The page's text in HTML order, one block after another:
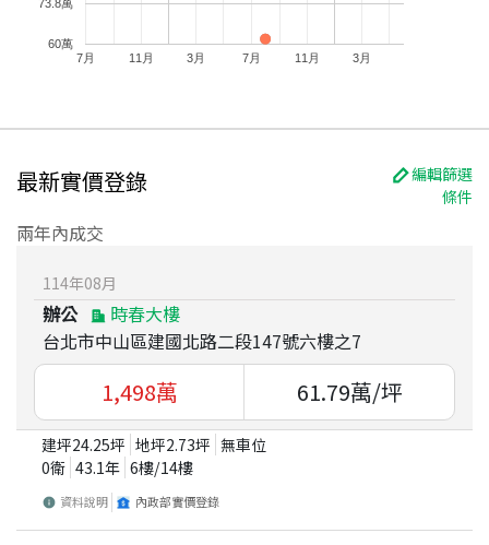
7月 11月 3月 7月 11月 3月
60萬
73.8萬
最新實價登錄
編輯篩選
條件
兩年內成交
114年08月
辦公
時春大樓
台北市中山區建國北路二段147號六樓之7
1,498萬 61.79萬/坪
建坪24.25坪 地坪2.73坪 無車位
0衛 43.1年 6樓/14樓
資料說明 內政部實價登錄